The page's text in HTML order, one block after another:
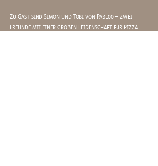
Zu Gast sind Simon und Tobi von Pabl00 – zwei
Freunde mit einer großen Leidenschaft für Pizza.